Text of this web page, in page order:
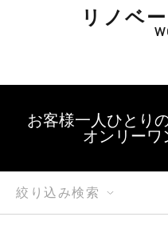
リノベ
お客様一人ひとり
オンリーワ
絞り込み検索